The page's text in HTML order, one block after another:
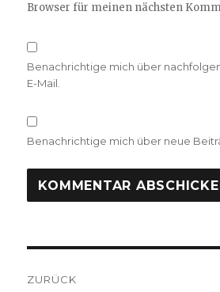
Browser für meinen nächsten
Benachrichtige mich über
E-Mail.
Benachrichtige mich über neue
Beitragsnavigation
ZURÜCK